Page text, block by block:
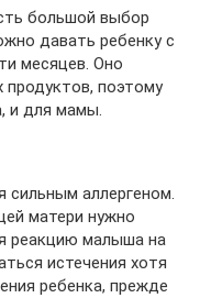
большой выбор
давать ребенку с
месяцев. Оно
продуктов, поэтому
и для мамы.
сильным аллергеном.
матери нужно
реакцию малыша на
истечения хотя
ребенка, прежде